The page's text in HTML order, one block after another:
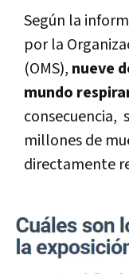
Según la
por la
(OMS), nueve
mundo
consecuencia,
millones de
directamente